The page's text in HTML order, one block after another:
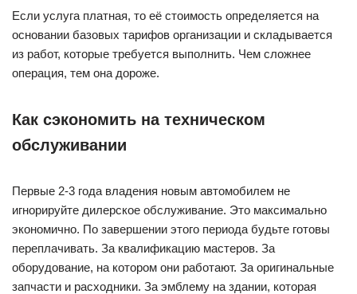
Если услуга платная, то её стоимость определяется на
основании базовых тарифов организации и складывается
из работ, которые требуется выполнить. Чем сложнее
операция, тем она дороже.
Как сэкономить на техническом
обслуживании
Первые 2-3 года владения новым автомобилем не
игнорируйте дилерское обслуживание. Это максимально
экономично. По завершении этого периода будьте готовы
переплачивать. За квалификацию мастеров. За
оборудование, на котором они работают. За оригинальные
запчасти и расходники. За эмблему на здании, которая